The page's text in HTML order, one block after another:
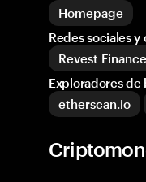
Homepage
Redes sociales
Revest
Exploradores de
etherscan.io